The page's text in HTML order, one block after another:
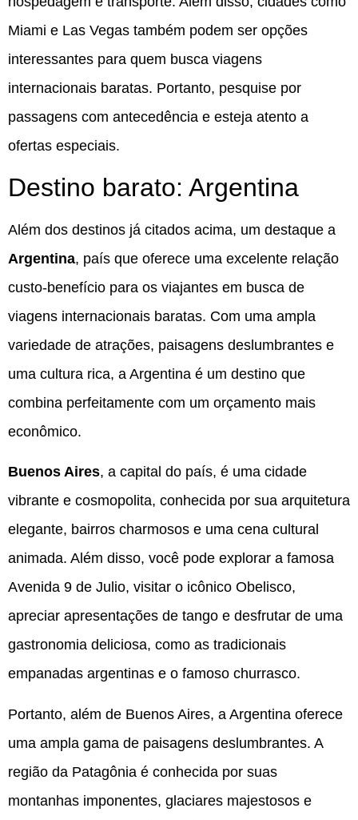
Miami e Las Vegas também podem ser opções
interessantes para quem busca viagens
internacionais baratas. Portanto, pesquise por
passagens com antecedência e esteja atento a
ofertas especiais.
Destino barato: Argentina
Além dos destinos já citados acima, um destaque a
Argentina, país que oferece uma excelente relação
custo-benefício para os viajantes em busca de
viagens internacionais baratas. Com uma ampla
variedade de atrações, paisagens deslumbrantes e
uma cultura rica, a Argentina é um destino que
combina perfeitamente com um orçamento mais
econômico.
Buenos Aires, a capital do país, é uma cidade
vibrante e cosmopolita, conhecida por sua arquitetura
elegante, bairros charmosos e uma cena cultural
animada. Além disso, você pode explorar a famosa
Avenida 9 de Julio, visitar o icônico Obelisco,
apreciar apresentações de tango e desfrutar de uma
gastronomia deliciosa, como as tradicionais
empanadas argentinas e o famoso churrasco.
Portanto, além de Buenos Aires, a Argentina oferece
uma ampla gama de paisagens deslumbrantes. A
região da Patagônia é conhecida por suas
montanhas imponentes, glaciares majestosos e